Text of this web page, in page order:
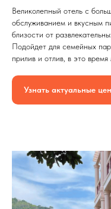
Великолепный отель с
обслуживанием и вкусным
близости от
Подойдет для семейных
прилив и отлив, в это
Узнать актуальные